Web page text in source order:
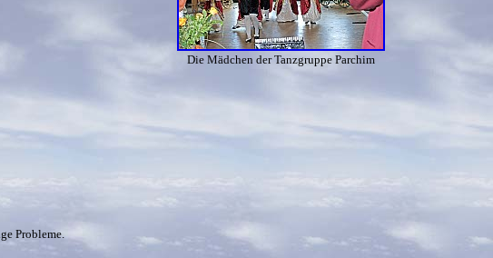
Die Mädchen der Tanzgruppe Parchim
Probleme.